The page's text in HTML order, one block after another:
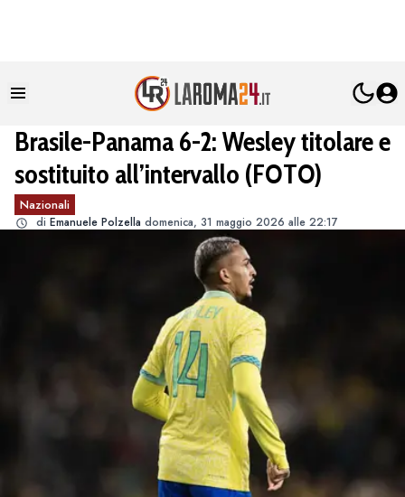
Brasile-Panama 6-2: Wesley titolare e
sostituito all’intervallo (FOTO)
Nazionali
di Emanuele Polzella domenica, 31 maggio 2026 alle 22:17